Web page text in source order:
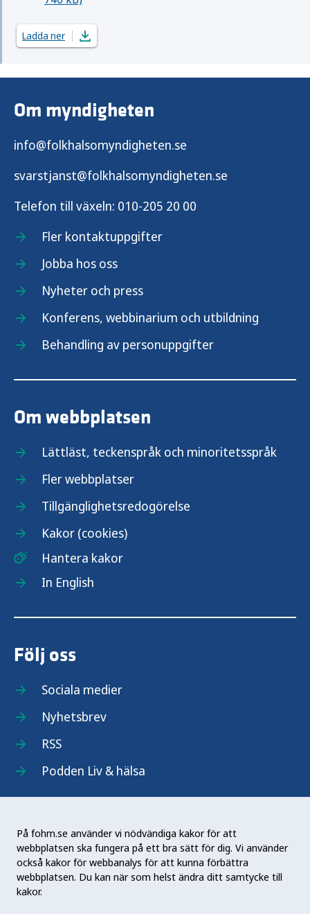
På fohm.se använder vi nödvändiga kakor för att
webbplatsen ska fungera på ett bra sätt för dig. Vi använder
också kakor för webbanalys för att kunna förbättra
webbplatsen. Du kan när som helst ändra ditt samtycke till
kakor.
Ladda ner
Om myndigheten
info@folkhalsomyndigheten.se
svarstjanst@folkhalsomyndigheten.se
Telefon till växeln: 010-205 20 00
Fler kontaktuppgifter
Jobba hos oss
Nyheter och press
Konferens, webbinarium och utbildning
Behandling av personuppgifter
Om webbplatsen
Lättläst, teckenspråk och minoritetsspråk
Fler webbplatser
Tillgänglighetsredogörelse
Kakor (cookies)
Hantera kakor
In English
Följ oss
Sociala medier
Nyhetsbrev
RSS
Podden Liv & hälsa
Folkhälsomyndigheten (Fohm) är en nationell
kunskapsmyndighet som arbetar för en bättre
folkhälsa. Det gör myndigheten genom att